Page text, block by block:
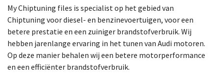
My Chiptuning files is specialist op het gebied van
Chiptuning voor diesel- en benzinevoertuigen, voor een
betere prestatie en een zuiniger brandstofverbruik. Wij
hebben jarenlange ervaring in het tunen van Audi motoren.
Op deze manier behalen wij een betere motorperformance
en een efficiënter brandstofverbruik.